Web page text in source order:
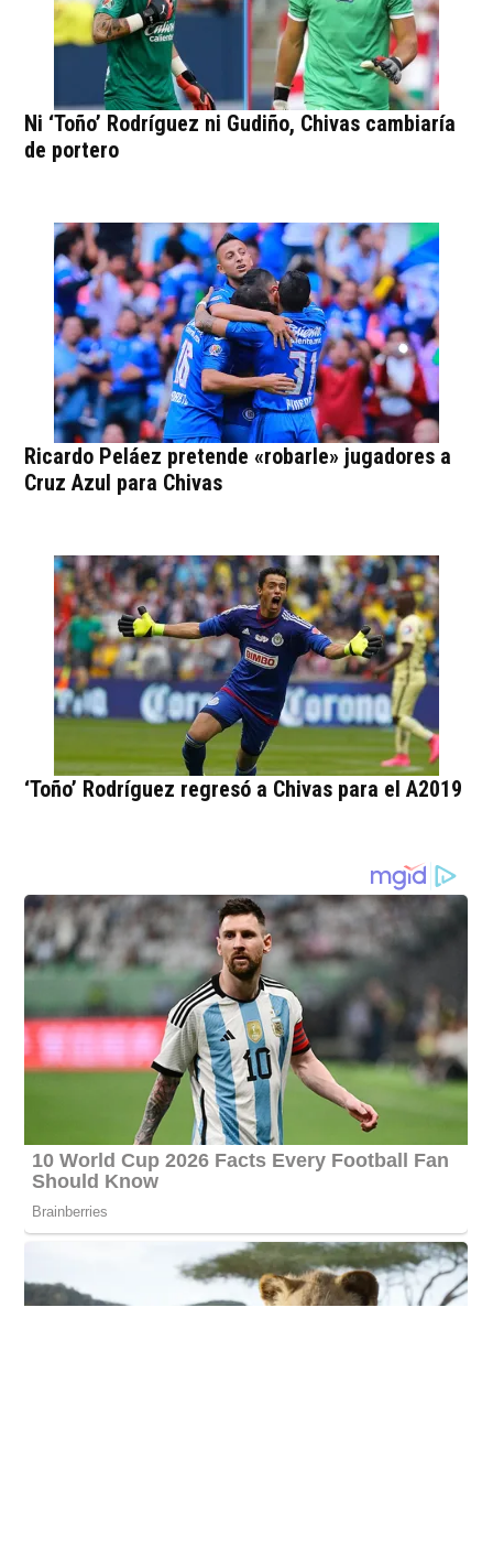
Ni ‘Toño’ Rodríguez ni Gudiño, Chivas cambiaría
de portero
Ricardo Peláez pretende «robarle» jugadores a
Cruz Azul para Chivas
‘Toño’ Rodríguez regresó a Chivas para el A2019